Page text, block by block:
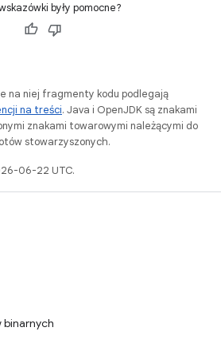
były pomocne?
na niej fragmenty kodu podlegają
na treści. Java i OpenJDK są znakami
znakami towarowymi należącymi do
stowarzyszonych.
06-22 UTC.
binarnych